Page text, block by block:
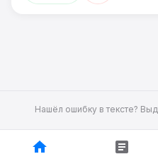
Нашёл ошибку в тексте?